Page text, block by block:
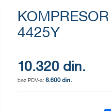
4425Y
10.320 din.
8.600 din.